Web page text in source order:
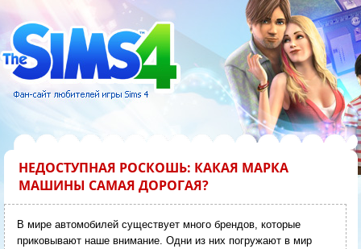
НЕДОСТУПНАЯ РОСКОШЬ: КАКАЯ МАРКА
МАШИНЫ САМАЯ ДОРОГАЯ?
В мире автомобилей существует много брендов, которые
приковывают наше внимание. Одни из них погружают в мир